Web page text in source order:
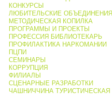
КОНКУРСЫ
ЛЮБИТЕЛЬСКИЕ ОБЪЕДИНЕНИЯ
МЕТОДИЧЕСКАЯ КОПИЛКА
ПРОГРАММЫ И ПРОЕКТЫ
ПРОФЕССИЯ БИБЛИОТЕКАРЬ
ПРОФИЛАКТИКА НАРКОМАНИИ
ПЦПИ
СЕМИНАРЫ
КОРРУПЦИЯ
ФИЛИАЛЫ
СЦЕНАРНЫЕ РАЗРАБОТКИ
ЧАШНИЧЧИНА ТУРИСТИЧЕСКАЯ